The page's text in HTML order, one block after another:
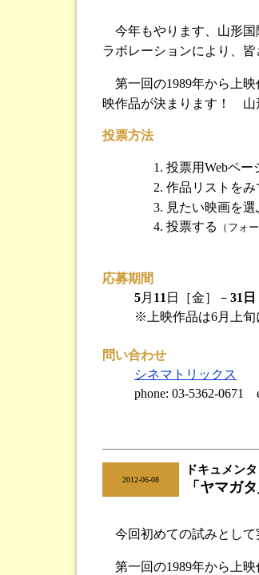
今年もやります、山形国
ラボレーションにより、
第一回の1989年から上映
映作品が決まります！ 山
投票方法
投票用Webペー
作品リストをみ
見たい映画を選
投票する
（フォ
応募期間
5月 11 日［金］－ 31日
※上映作品は6月上旬
問い合わせ
シネマトリックス
phone: 03-5362-0671
2012-06-08
ドキュメン
「ヤマガ
今回初めての試みとして
第一回の1989年から上映